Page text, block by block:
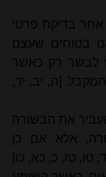
בדיקת פרטי
בטוחים שעצם
לבשר רק כאשר
[ה, יב, יד,
את הבשורה
אלא אם כן
טו, טז, כ, כא, כו]